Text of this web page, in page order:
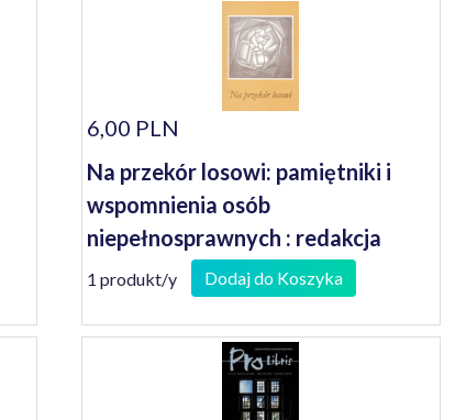
6,00 PLN
Na przekór losowi: pamiętniki i
wspomnienia osób
niepełnosprawnych : redakcja
Janusz Koniusz
1 produkt/y Dodaj do Koszyka